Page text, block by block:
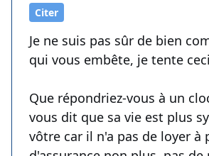
Citer
Je ne suis pas sûr de bien
qui vous embête, je tente
Que répondriez-vous à un
vous dit que sa vie est plus
vôtre car il n'a pas de loyer à